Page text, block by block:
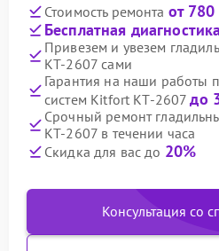
Стоимость ремонта от
Бесплатная диагностика
Привезем и увезем
КТ-2607 сами
Гарантия на наши работы
систем Kitfort КТ-2607до
Срочный ремонт
КТ-2607 в течении часа
Скидка для вас до 20%
Консультация со